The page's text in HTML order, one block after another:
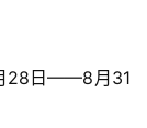
28日——8月31